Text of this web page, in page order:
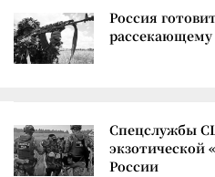
Россия
рассекающему
Спецслужбы
экзотической
России